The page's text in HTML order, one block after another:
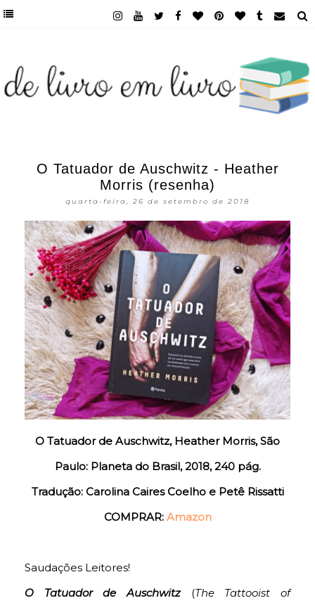
O Tatuador de Auschwitz - Heather
Morris (resenha)
quarta-feira, 26 de setembro de 2018
O Tatuador de Auschwitz, Heather Morris, São
Paulo: Planeta do Brasil, 2018, 240 pág.
Tradução: Carolina Caires Coelho e Petê Rissatti
COMPRAR: Amazon
Saudações Leitores!
O Tatuador de Auschwitz(The Tattooist of